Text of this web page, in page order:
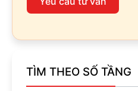
TÌM THEO SỐ TẦNG